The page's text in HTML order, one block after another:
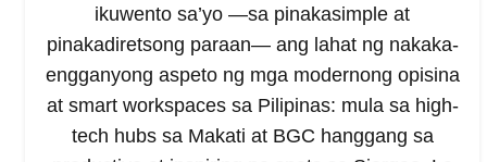
ikuwento sa’yo —sa pinakasimple at
pinakadiretsong paraan— ang lahat ng nakaka-
engganyong aspeto ng mga modernong opisina
at smart workspaces sa Pilipinas: mula sa high-
tech hubs sa Makati at BGC hanggang sa